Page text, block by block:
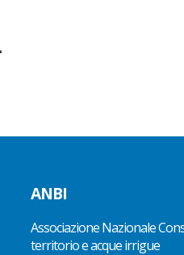
ANBI
Associazione Nazionale
territorio e acque irrigue